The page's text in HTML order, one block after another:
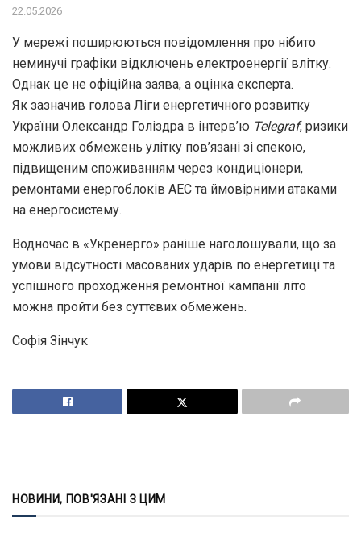
22.05.2026
У мережі поширюються повідомлення про нібито
неминучі графіки відключень електроенергії влітку.
Однак це не офіційна заява, а оцінка експерта.
Як зазначив голова Ліги енергетичного розвитку
України Олександр Голіздра в інтерв’ю Telegraf, ризики
можливих обмежень улітку пов’язані зі спекою,
підвищеним споживанням через кондиціонери,
ремонтами енергоблоків АЕС та ймовірними атаками
на енергосистему.
Водночас в «Укренерго» раніше наголошували, що за
умови відсутності масованих ударів по енергетиці та
успішного проходження ремонтної кампанії літо
можна пройти без суттєвих обмежень.
Софія Зінчук
НОВИНИ, ПОВ'ЯЗАНІ З ЦИМ